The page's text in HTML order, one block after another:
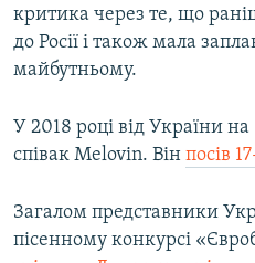
критика через те, що
до Росії і також мала
майбутньому.
У 2018 році від України
співак Melovin. Він посів
Загалом представники
пісенному конкурсі